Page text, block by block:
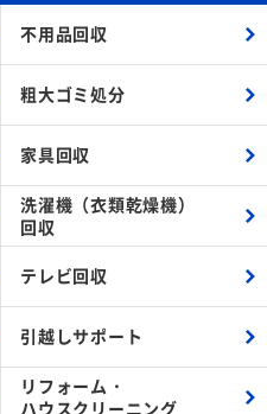
不用品回収
粗大ゴミ処分
家具回収
洗濯機（衣類乾燥機）
回収
テレビ回収
引越しサポート
リフォーム・
ハウスクリーニング